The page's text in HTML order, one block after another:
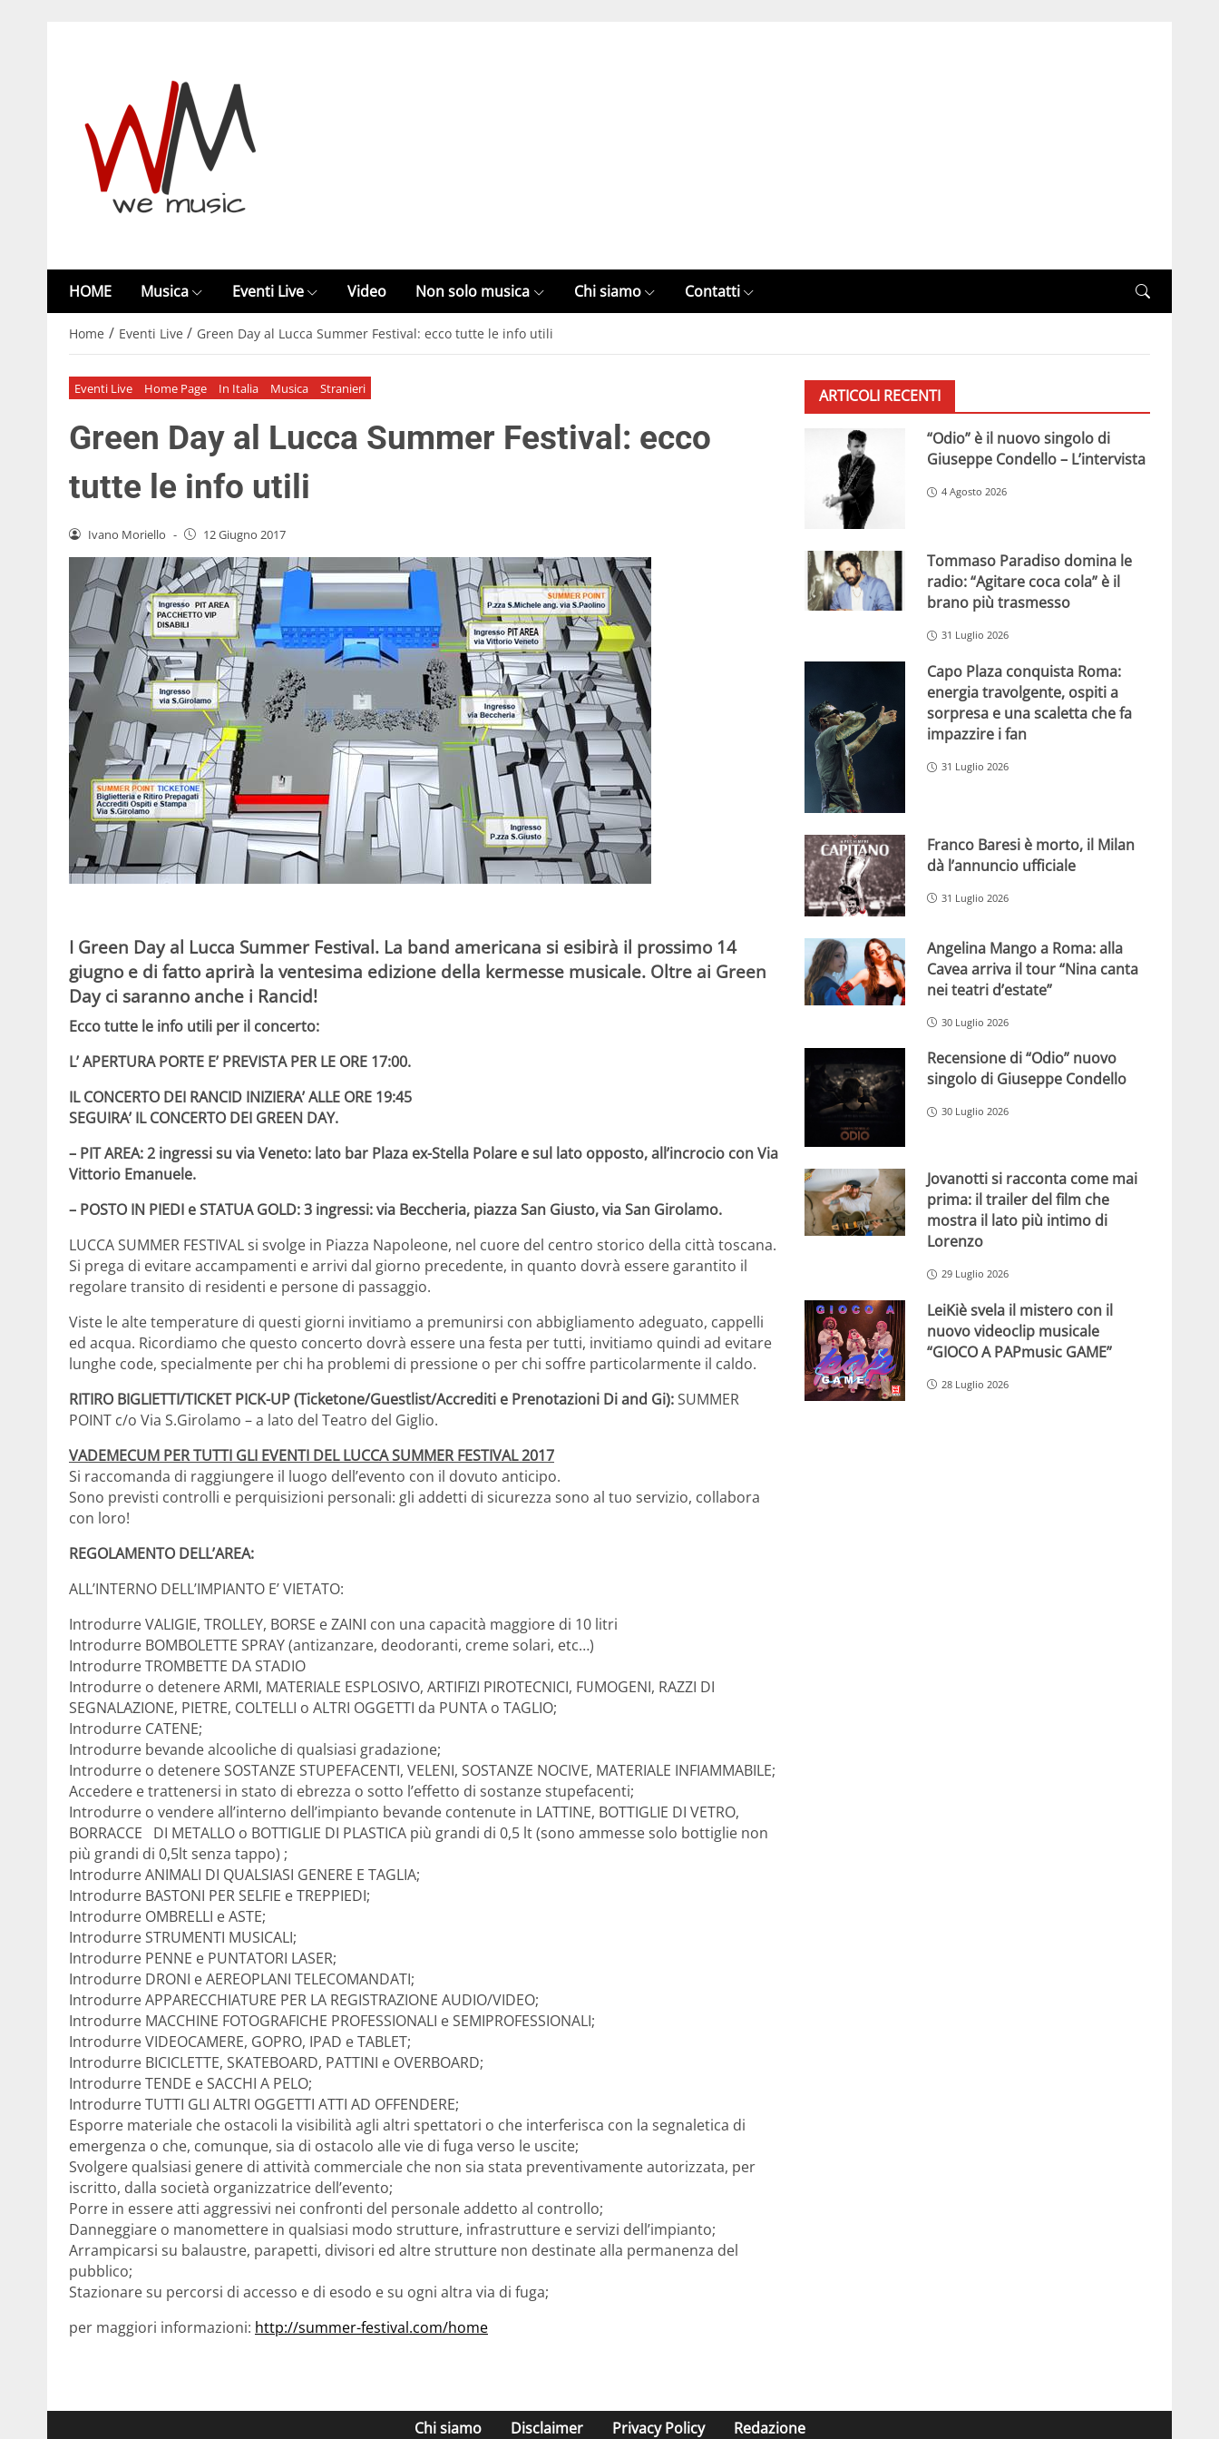
HOME Musica Eventi Live Video Non solo musica Chi siamo Contatti
Home / Eventi Live / Green Day al Lucca Summer Festival: ecco tutte le info utili
Eventi Live Home Page In Italia Musica Stranieri
Green Day al Lucca Summer Festival: ecco
tutte le info utili
Ivano Moriello - 12 Giugno 2017
I Green Day al Lucca Summer Festival. La band americana si esibirà il prossimo 14
giugno e di fatto aprirà la ventesima edizione della kermesse musicale. Oltre ai Green
Day ci saranno anche i Rancid!
Ecco tutte le info utili per il concerto:
L’ APERTURA PORTE E’ PREVISTA PER LE ORE 17:00.
IL CONCERTO DEI RANCID INIZIERA’ ALLE ORE 19:45
SEGUIRA’ IL CONCERTO DEI GREEN DAY.
– PIT AREA: 2 ingressi su via Veneto: lato bar Plaza ex-Stella Polare e sul lato opposto, all’incrocio con Via
Vittorio Emanuele.
– POSTO IN PIEDI e STATUA GOLD: 3 ingressi: via Beccheria, piazza San Giusto, via San Girolamo.
LUCCA SUMMER FESTIVAL si svolge in Piazza Napoleone, nel cuore del centro storico della città toscana.
Si prega di evitare accampamenti e arrivi dal giorno precedente, in quanto dovrà essere garantito il
regolare transito di residenti e persone di passaggio.
Viste le alte temperature di questi giorni invitiamo a premunirsi con abbigliamento adeguato, cappelli
ed acqua. Ricordiamo che questo concerto dovrà essere una festa per tutti, invitiamo quindi ad evitare
lunghe code, specialmente per chi ha problemi di pressione o per chi soffre particolarmente il caldo.
RITIRO BIGLIETTI/TICKET PICK-UP (Ticketone/Guestlist/Accrediti e Prenotazioni Di and Gi):SUMMER
POINT c/o Via S.Girolamo – a lato del Teatro del Giglio.
VADEMECUM PER TUTTI GLI EVENTI DEL LUCCA SUMMER FESTIVAL 2017
Si raccomanda di raggiungere il luogo dell’evento con il dovuto anticipo.
Sono previsti controlli e perquisizioni personali: gli addetti di sicurezza sono al tuo servizio, collabora
con loro!
REGOLAMENTO DELL’AREA:
ALL’INTERNO DELL’IMPIANTO E’ VIETATO:
Introdurre VALIGIE, TROLLEY, BORSE e ZAINI con una capacità maggiore di 10 litri
Introdurre BOMBOLETTE SPRAY (antizanzare, deodoranti, creme solari, etc…)
Introdurre TROMBETTE DA STADIO
Introdurre o detenere ARMI, MATERIALE ESPLOSIVO, ARTIFIZI PIROTECNICI, FUMOGENI, RAZZI DI
SEGNALAZIONE, PIETRE, COLTELLI o ALTRI OGGETTI da PUNTA o TAGLIO;
Introdurre CATENE;
Introdurre bevande alcooliche di qualsiasi gradazione;
Introdurre o detenere SOSTANZE STUPEFACENTI, VELENI, SOSTANZE NOCIVE, MATERIALE INFIAMMABILE;
Accedere e trattenersi in stato di ebrezza o sotto l’effetto di sostanze stupefacenti;
Introdurre o vendere all’interno dell’impianto bevande contenute in LATTINE, BOTTIGLIE DI VETRO,
BORRACCE DI METALLO o BOTTIGLIE DI PLASTICA più grandi di 0,5 lt (sono ammesse solo bottiglie non
più grandi di 0,5lt senza tappo) ;
Introdurre ANIMALI DI QUALSIASI GENERE E TAGLIA;
Introdurre BASTONI PER SELFIE e TREPPIEDI;
Introdurre OMBRELLI e ASTE;
Introdurre STRUMENTI MUSICALI;
Introdurre PENNE e PUNTATORI LASER;
Introdurre DRONI e AEREOPLANI TELECOMANDATI;
Introdurre APPARECCHIATURE PER LA REGISTRAZIONE AUDIO/VIDEO;
Introdurre MACCHINE FOTOGRAFICHE PROFESSIONALI e SEMIPROFESSIONALI;
Introdurre VIDEOCAMERE, GOPRO, IPAD e TABLET;
Introdurre BICICLETTE, SKATEBOARD, PATTINI e OVERBOARD;
Introdurre TENDE e SACCHI A PELO;
Introdurre TUTTI GLI ALTRI OGGETTI ATTI AD OFFENDERE;
Esporre materiale che ostacoli la visibilità agli altri spettatori o che interferisca con la segnaletica di
emergenza o che, comunque, sia di ostacolo alle vie di fuga verso le uscite;
Svolgere qualsiasi genere di attività commerciale che non sia stata preventivamente autorizzata, per
iscritto, dalla società organizzatrice dell’evento;
Porre in essere atti aggressivi nei confronti del personale addetto al controllo;
Danneggiare o manomettere in qualsiasi modo strutture, infrastrutture e servizi dell’impianto;
Arrampicarsi su balaustre, parapetti, divisori ed altre strutture non destinate alla permanenza del
pubblico;
Stazionare su percorsi di accesso e di esodo e su ogni altra via di fuga;
per maggiori informazioni: http://summer-festival.com/home
ARTICOLI RECENTI
“Odio” è il nuovo singolo di
Giuseppe Condello – L’intervista
4 Agosto 2026
Tommaso Paradiso domina le
radio: “Agitare coca cola” è il
brano più trasmesso
31 Luglio 2026
Capo Plaza conquista Roma:
energia travolgente, ospiti a
sorpresa e una scaletta che fa
impazzire i fan
31 Luglio 2026
Franco Baresi è morto, il Milan
dà l’annuncio ufficiale
31 Luglio 2026
Angelina Mango a Roma: alla
Cavea arriva il tour “Nina canta
nei teatri d’estate”
30 Luglio 2026
Recensione di “Odio” nuovo
singolo di Giuseppe Condello
30 Luglio 2026
Jovanotti si racconta come mai
prima: il trailer del film che
mostra il lato più intimo di
Lorenzo
29 Luglio 2026
LeiKiè svela il mistero con il
nuovo videoclip musicale
“GIOCO A PAPmusic GAME”
28 Luglio 2026
Chi siamo Disclaimer Privacy Policy Redazione